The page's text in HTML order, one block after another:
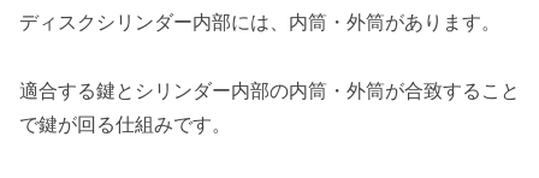
ディスクシリンダー内部には、内筒・外筒があります。
適合する鍵とシリンダー内部の内筒・外筒が合致すること
で鍵が回る仕組みです。